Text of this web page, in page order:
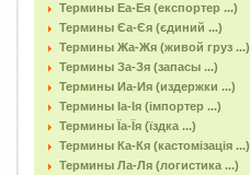
Термины Еа-Ея (експортер ...)
Термины Єа-Єя (єдиний ...)
Термины Жа-Жя (живой груз ...)
Термины За-Зя (запасы ...)
Термины Иа-Ия (издержки ...)
Термины Іа-Ія (імпортер ...)
Термины Їа-Їя (їздка ...)
Термины Ка-Кя (кастомізація ...)
Термины Ла-Ля (логистика ...)